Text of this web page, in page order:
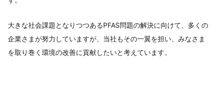
大きな社会課題となりつつあるPFAS問題の解決に向けて、多くの
企業さまが努力していますが、当社もその一翼を担い、みなさま
を取り巻く環境の改善に貢献したいと考えています。